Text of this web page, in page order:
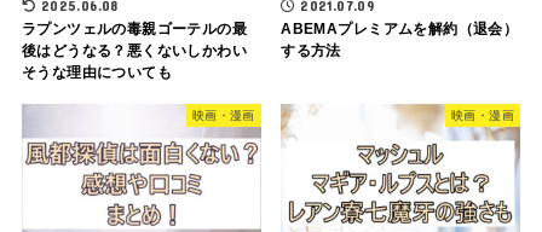
2025.06.08
ラプンツェルの毒親ゴーテルの最
後はどうなる？悪くないしかわい
そうな理由についても
2021.07.09
ABEMAプレミアムを解約（退会）
する方法
映画・漫画 映画・漫画